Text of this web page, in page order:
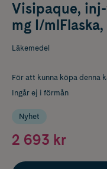
Visipaque,
mg I/
Läkemedel
För att kunna köpa denna
Ingår ej i förmån
Nyhet
2 693 kr